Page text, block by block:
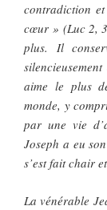
contradiction
cœur » (Luc 2,
plus. Il
aime le plus
monde, y
par une vie
Joseph a eu
s’est fait chair
La vénérable